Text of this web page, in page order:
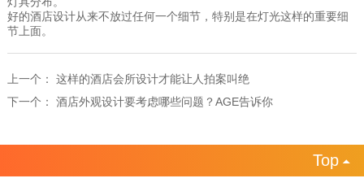
好的酒店设计从来不放过任何一个细节，特别是在灯光这样的重要细
节上面。
上一个： 这样的酒店会所设计才能让人拍案叫绝
下一个： 酒店外观设计要考虑哪些问题？AGE告诉你
Top